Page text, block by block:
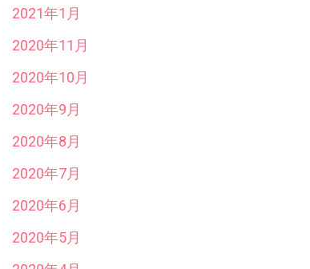
2021年1月
2020年11月
2020年10月
2020年9月
2020年8月
2020年7月
2020年6月
2020年5月